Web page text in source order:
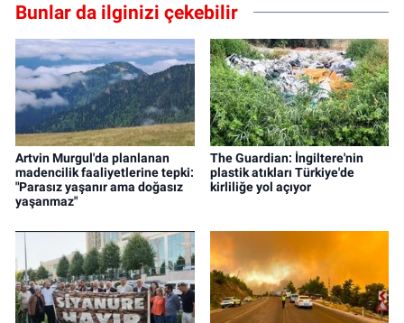
Bunlar da ilginizi çekebilir
Artvin Murgul'da planlanan
madencilik faaliyetlerine tepki:
"Parasız yaşanır ama doğasız
yaşanmaz"
The Guardian: İngiltere'nin
plastik atıkları Türkiye'de
kirliliğe yol açıyor